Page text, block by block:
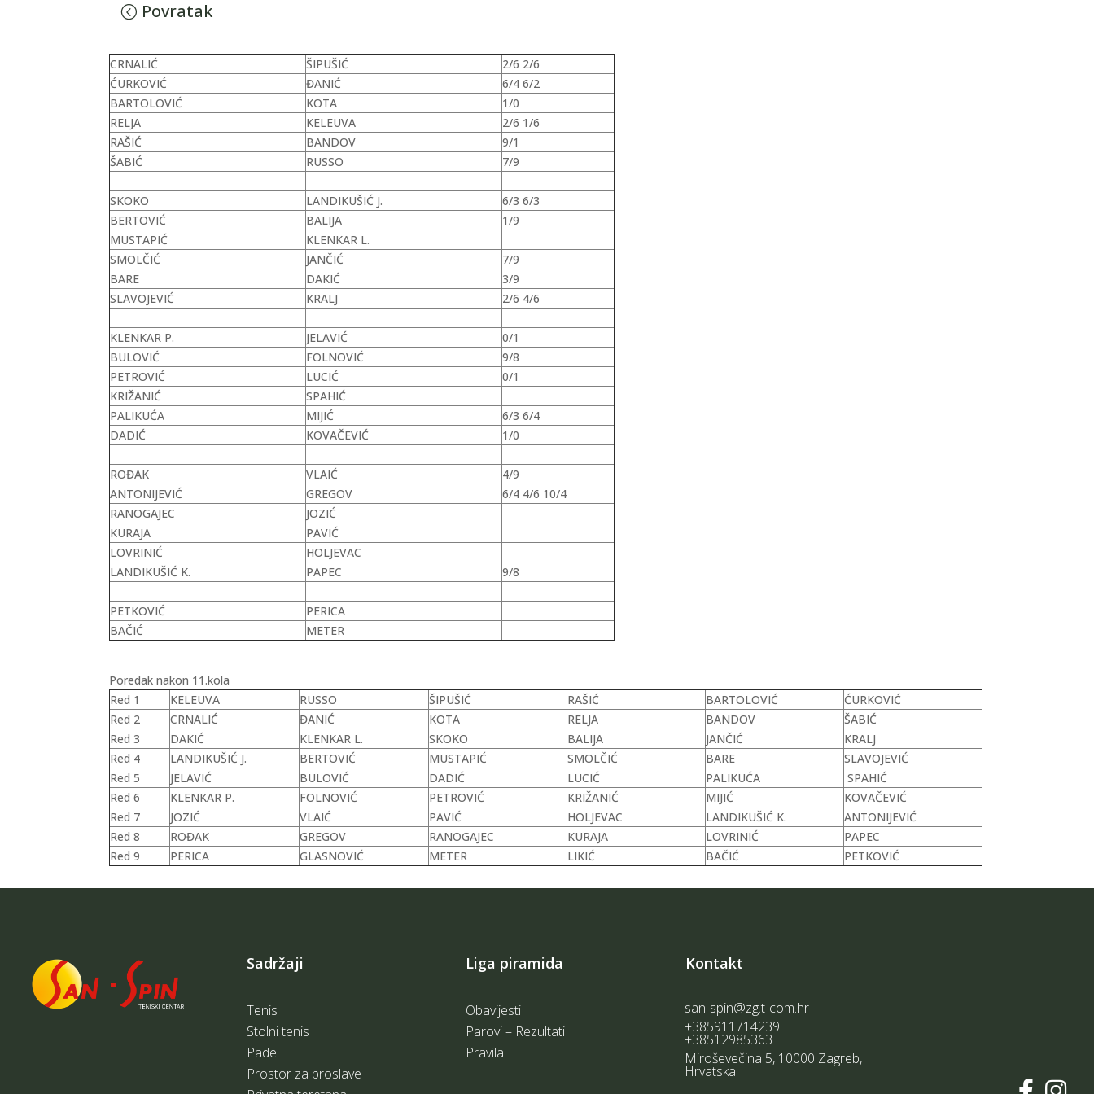
Povratak
CRNALIĆ ŠIPUŠIĆ
2/6 2/6
ĆURKOVIĆ
ĐANIĆ
6/4 6/2
BARTOLOVIĆ
KOTA
1/0
RELJA
KELEUVA
2/6 1/6
RAŠIĆ
BANDOV
9/1
ŠABIĆ
RUSSO 7/9
SKOKO LANDIKUŠIĆ J.
6/3 6/3
BERTOVIĆ
BALIJA
1/9
MUSTAPIĆ
KLENKAR L.
SMOLČIĆ
JANČIĆ
7/9
BARE
DAKIĆ
3/9
SLAVOJEVIĆ
KRALJ 2/6 4/6
KLENKAR P. JELAVIĆ
0/1
BULOVIĆ
FOLNOVIĆ
9/8
PETROVIĆ
LUCIĆ
0/1
KRIŽANIĆ
SPAHIĆ
PALIKUĆA
MIJIĆ
6/3 6/4
DADIĆ
KOVAČEVIĆ 1/0
ROĐAK VLAIĆ
4/9
ANTONIJEVIĆ
GREGOV
6/4 4/6 10/4
RANOGAJEC
JOZIĆ
KURAJA
PAVIĆ
LOVRINIĆ
HOLJEVAC
LANDIKUŠIĆ K.
PAPEC 9/8
PETKOVIĆ
PERICA
BAČIĆ
METER
Poredak nakon 11.kola
Red 1
KELEUVA RUSSO ŠIPUŠIĆ RAŠIĆ BARTOLOVIĆ
ĆURKOVIĆ
Red 2
CRNALIĆ ĐANIĆ KOTA RELJA BANDOV
ŠABIĆ
Red 3
DAKIĆ KLENKAR L. SKOKO BALIJA JANČIĆ
KRALJ
Red 4
LANDIKUŠIĆ J. BERTOVIĆ MUSTAPIĆ SMOLČIĆ BARE
SLAVOJEVIĆ
Red 5
JELAVIĆ BULOVIĆ DADIĆ LUCIĆ PALIKUĆA
SPAHIĆ
Red 6
KLENKAR P. FOLNOVIĆ PETROVIĆ KRIŽANIĆ MIJIĆ
KOVAČEVIĆ
Red 7
JOZIĆ VLAIĆ PAVIĆ HOLJEVAC LANDIKUŠIĆ K.
ANTONIJEVIĆ
Red 8
ROĐAK GREGOV RANOGAJEC KURAJA LOVRINIĆ
PAPEC
Red 9
PERICA GLASNOVIĆ METER LIKIĆ BAČIĆ PETKOVIĆ
Sadržaji
Tenis
Stolni tenis
Padel
Prostor za proslave
Liga piramida
Obavijesti
Parovi – Rezultati
Pravila
Kontakt
san-spin@zg.t-com.hr
+385911714239
+38512985363
Miroševečina 5, 10000 Zagreb,
Hrvatska